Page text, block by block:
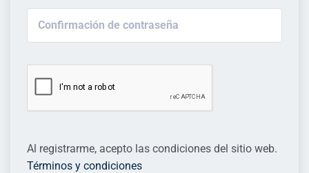
Al registrarme, acepto las condiciones del sitio web.
Términos y condiciones